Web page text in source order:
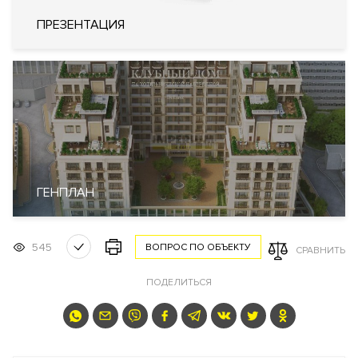
квартир, двухуровневые пентхаусы с дровяными каминами и
Ландшафтный двор-сад с фонтаном и детской площадкой.
Круглосуточная служба консьерж-сервис.
Видовые характеристики
Почти из всех квартир открывается панорамный вид на
набережную. Из пентхаусов- панорамные виды на Москву-
реку иКремль.
Расположение
Жилой комплекс расположен в Таганском районе в ЦАО,
рядом с метро Таганская. Адрес: набережная
Инфраструктура в доме
Круглосуточная служба консьерж-сервис, ландшафтный
ПРЕЗЕНТАЦИЯ
ГЕНПЛАН
545 ВОПРОС ПО ОБЪЕКТУ СРАВНИТЬ
ПОДЕЛИТЬСЯ